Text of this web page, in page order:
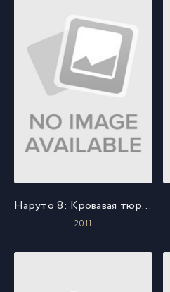
Наруто 8: Кровавая тюрьма
2011